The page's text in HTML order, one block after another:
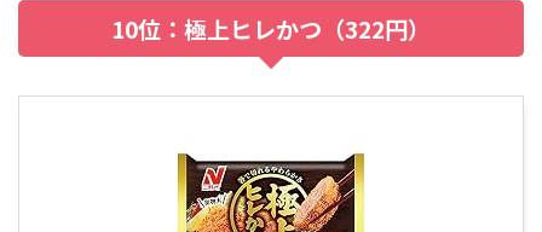
10位：極上ヒレかつ（322円）